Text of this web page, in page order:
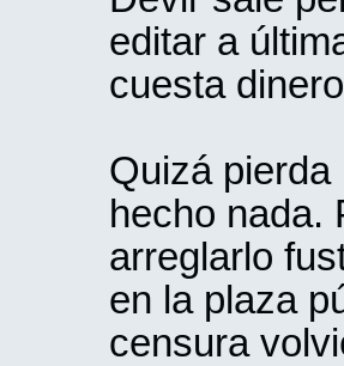
editar a
cuesta
Quizá
hecho nada.
arreglarlo
en la plaza
censura